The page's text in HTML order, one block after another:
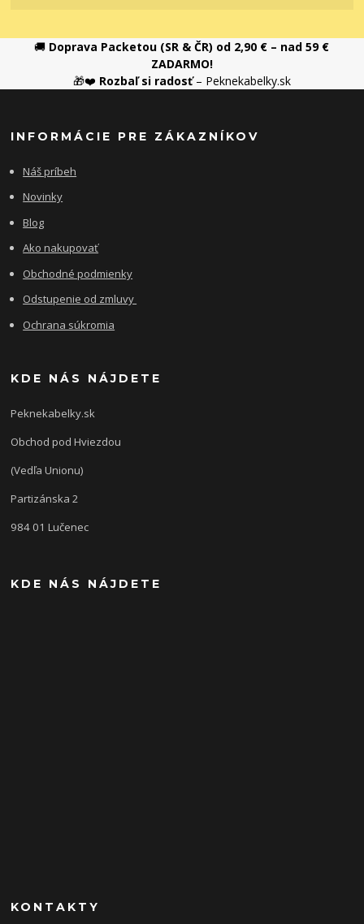
🚚 Doprava Packetou (SR & ČR) od 2,90 € – nad 59 €
ZADARMO!
🎁❤️ Rozbaľ si radosť– Peknekabelky.sk
INFORMÁCIE PRE ZÁKAZNÍKOV
Náš príbeh
Novinky
Blog
Ako nakupovať
Obchodné podmienky
Odstupenie od zmluvy
Ochrana súkromia
KDE NÁS NÁJDETE
Peknekabelky.sk
Obchod pod Hviezdou
(Vedľa Unionu)
Partizánska 2
984 01 Lučenec
KDE NÁS NÁJDETE
KONTAKTY